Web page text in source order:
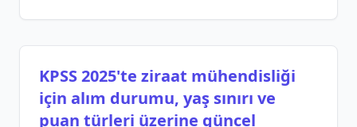
KPSS 2025'te ziraat mühendisliği
için alım durumu, yaş sınırı ve
puan türleri üzerine güncel